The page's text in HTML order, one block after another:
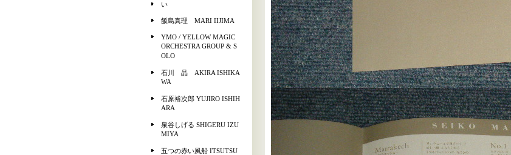
い
飯島真理 MARI IIJIMA
YMO / YELLOW MAGIC
ORCHESTRA GROUP & S
OLO
石川 晶 AKIRA ISHIKA
WA
石原裕次郎 YUJIRO ISHIH
ARA
泉谷しげる SHIGERU IZU
MIYA
五つの赤い風船 ITSUTSU